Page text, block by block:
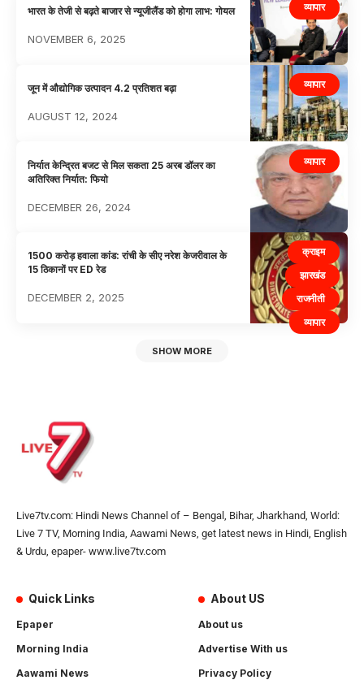
व्यापार
भारत के तेजी से बढ़ते बाजार से न्यूजीलैंड को होगा लाभ: गोयल
NOVEMBER 6, 2025
व्यापार
जून में औद्योगिक उत्पादन 4.2 प्रतिशत बढ़ा
AUGUST 12, 2024
व्यापार
निर्यात केन्द्रित बजट से मिल सकता 25 अरब डॉलर का
अतिरिक्त निर्यात: फियो
DECEMBER 26, 2024
क्राइम
झारखंड
राजनीती
व्यापार
1500 करोड़ हवाला कांड: रांची के सीए नरेश केजरीवाल के
15 ठिकानों पर ED रेड
DECEMBER 2, 2025
SHOW MORE
Live7tv.com: Hindi News Channel of – Bengal, Bihar, Jharkhand, World:
Live 7 TV, Morning India, Aawami News, get latest news in Hindi, English
& Urdu, epaper- www.live7tv.com
Quick Links
Epaper
Morning India
Aawami News
About US
About us
Advertise With us
Privacy Policy